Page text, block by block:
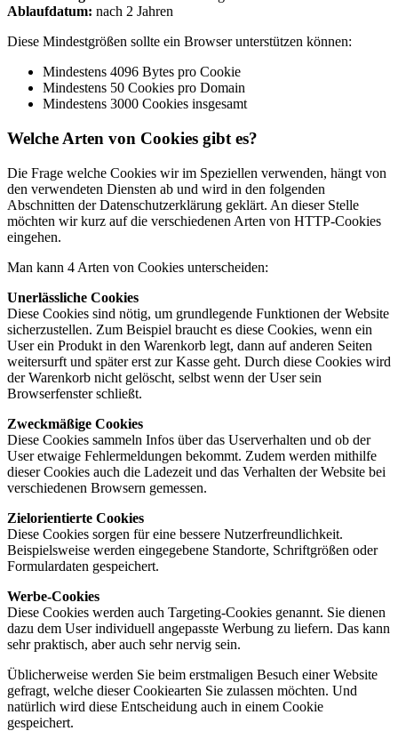
Ablaufdatum: nach 2 Jahren
Diese Mindestgrößen sollte ein Browser unterstützen können:
Mindestens 4096 Bytes pro Cookie
Mindestens 50 Cookies pro Domain
Mindestens 3000 Cookies insgesamt
Welche Arten von Cookies gibt es?
Die Frage welche Cookies wir im Speziellen verwenden, hängt von
den verwendeten Diensten ab und wird in den folgenden
Abschnitten der Datenschutzerklärung geklärt. An dieser Stelle
möchten wir kurz auf die verschiedenen Arten von HTTP-Cookies
eingehen.
Man kann 4 Arten von Cookies unterscheiden:
Unerlässliche Cookies
Diese Cookies sind nötig, um grundlegende Funktionen der Website
sicherzustellen. Zum Beispiel braucht es diese Cookies, wenn ein
User ein Produkt in den Warenkorb legt, dann auf anderen Seiten
weitersurft und später erst zur Kasse geht. Durch diese Cookies wird
der Warenkorb nicht gelöscht, selbst wenn der User sein
Browserfenster schließt.
Zweckmäßige Cookies
Diese Cookies sammeln Infos über das Userverhalten und ob der
User etwaige Fehlermeldungen bekommt. Zudem werden mithilfe
dieser Cookies auch die Ladezeit und das Verhalten der Website bei
verschiedenen Browsern gemessen.
Zielorientierte Cookies
Diese Cookies sorgen für eine bessere Nutzerfreundlichkeit.
Beispielsweise werden eingegebene Standorte, Schriftgrößen oder
Formulardaten gespeichert.
Werbe-Cookies
Diese Cookies werden auch Targeting-Cookies genannt. Sie dienen
dazu dem User individuell angepasste Werbung zu liefern. Das kann
sehr praktisch, aber auch sehr nervig sein.
Üblicherweise werden Sie beim erstmaligen Besuch einer Website
gefragt, welche dieser Cookiearten Sie zulassen möchten. Und
natürlich wird diese Entscheidung auch in einem Cookie
gespeichert.